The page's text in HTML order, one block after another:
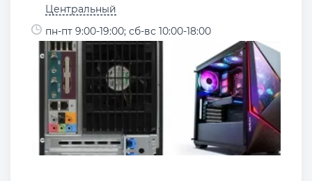
Центральный
пн-пт 9:00-19:00; сб-вс 10:00-18:00